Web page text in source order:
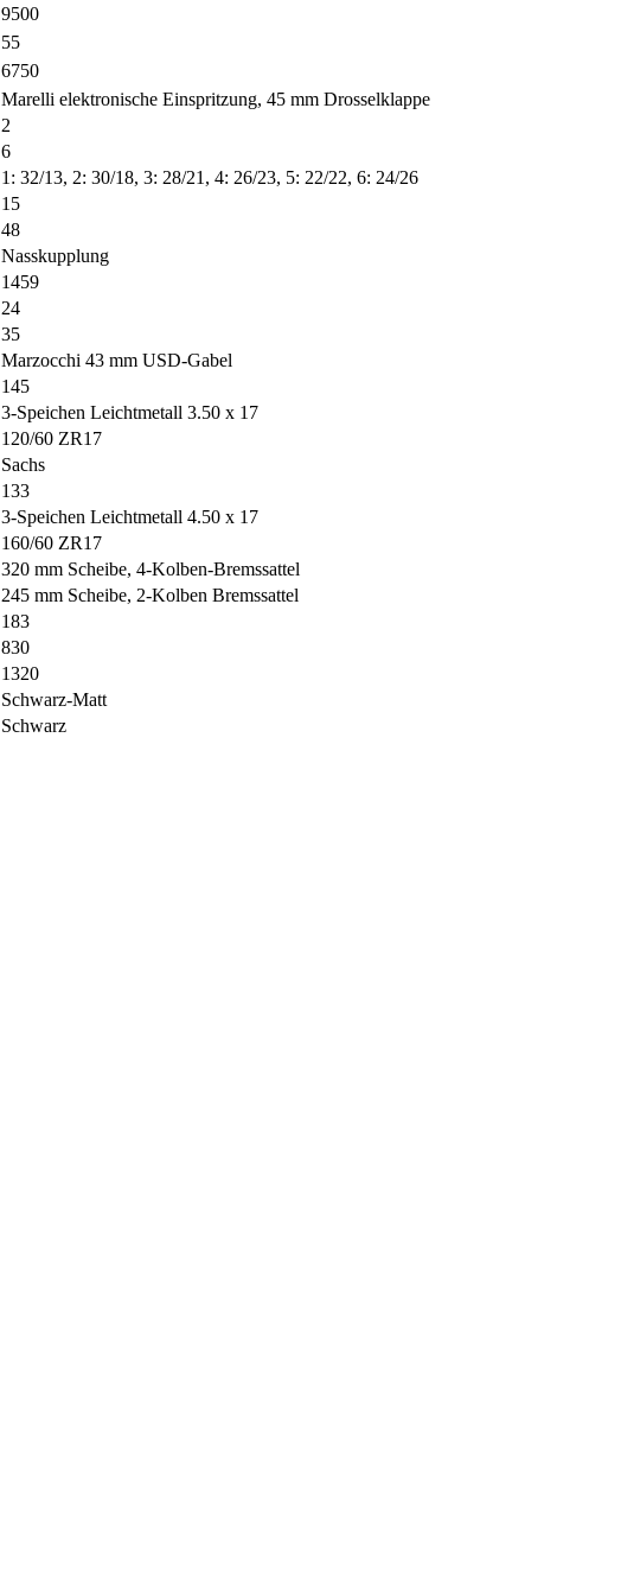
9500
55
6750
Marelli elektronische Einspritzung, 45 mm Drosselklappe
2
6
1: 32/13, 2: 30/18, 3: 28/21, 4: 26/23, 5: 22/22, 6: 24/26
15
48
Nasskupplung
1459
24
35
Marzocchi 43 mm USD-Gabel
145
3-Speichen Leichtmetall 3.50 x 17
120/60 ZR17
Sachs
133
3-Speichen Leichtmetall 4.50 x 17
160/60 ZR17
320 mm Scheibe, 4-Kolben-Bremssattel
245 mm Scheibe, 2-Kolben Bremssattel
183
830
1320
Schwarz-Matt
Schwarz